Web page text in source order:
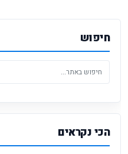
חיפוש
הכי נקראים